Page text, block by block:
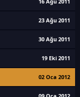
23 Ağu 2011
30 Ağu 2011
19 Eki 2011
02 Oca 2012